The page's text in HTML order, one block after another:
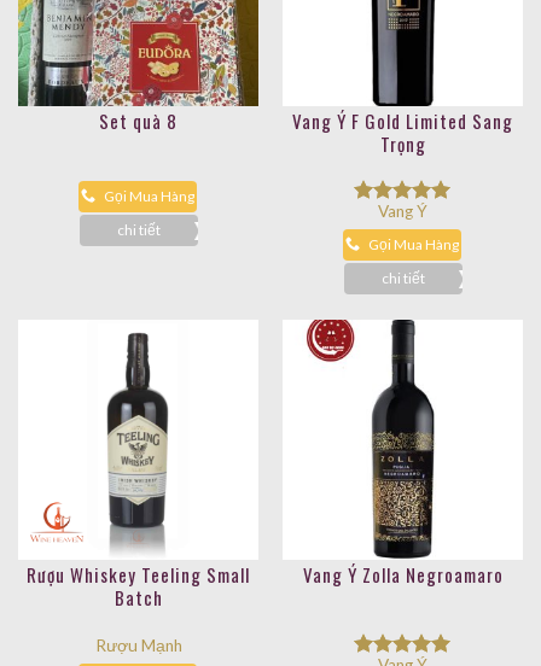
Set quà 8
Gọi Mua Hàng
chi tiết
Vang Ý F Gold Limited Sang
Trọng
Được xếp
hạng 5.00
5 sao
Vang Ý
Gọi Mua Hàng
chi tiết
Rượu Whiskey Teeling Small
Batch
Rượu Mạnh
Vang Ý Zolla Negroamaro